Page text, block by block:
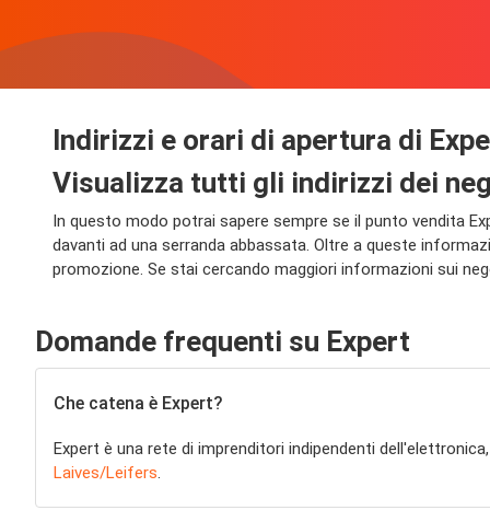
Indirizzi e orari di apertura di
Visualizza tutti gli indirizzi dei
In questo modo potrai sapere sempre se il punto vendita
davanti ad una serranda abbassata. Oltre a queste
promozione. Se stai cercando maggiori informazioni sui
Domande frequenti su Expert
Che catena è Expert?
Expert è una rete di imprenditori indipendenti
Laives/Leifers.